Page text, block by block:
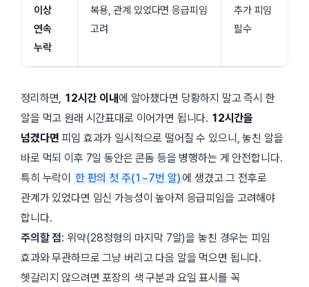
이상
연속
누락
복용, 관계 있었다면 응급피임
고려
추가 피임
필수
정리하면, 12시간 이내에 알아챘다면 당황하지 말고 즉시 한
알을 먹고 원래 시간표대로 이어가면 됩니다. 12시간을
넘겼다면 피임 효과가 일시적으로 떨어질 수 있으니, 놓친 알을
바로 먹되 이후 7일 동안은 콘돔 등을 병행하는 게 안전합니다.
특히 누락이
한 판의 첫 주(1~7번 알)에 생겼고 그 전후로
관계가 있었다면 임신 가능성이 높아져 응급피임을 고려해야
합니다.
주의할 점: 위약(28정형의 마지막 7알)을 놓친 경우는 피임
효과와 무관하므로 그냥 버리고 다음 알을 먹으면 됩니다.
헷갈리지 않으려면 포장의 색 구분과 요일 표시를 꼭